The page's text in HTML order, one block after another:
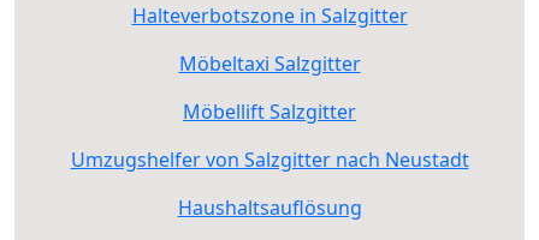
Halteverbotszone in Salzgitter
Möbeltaxi Salzgitter
Möbellift Salzgitter
Umzugshelfer von Salzgitter nach Neustadt
Haushaltsauflösung